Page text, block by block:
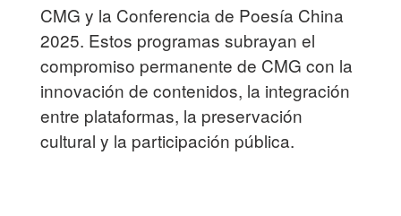
CMG y la Conferencia de Poesía China
2025. Estos programas subrayan el
compromiso permanente de CMG con la
innovación de contenidos, la integración
entre plataformas, la preservación
cultural y la participación pública.